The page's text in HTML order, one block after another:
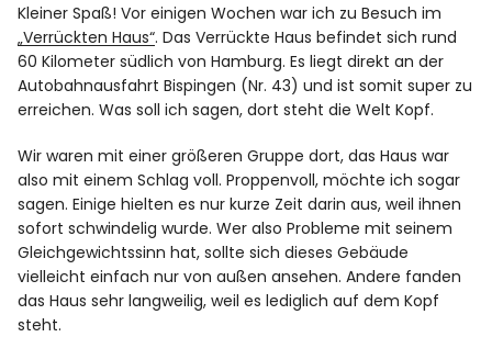
Kleiner Spaß! Vor einigen Wochen war ich zu Besuch im
„Verrückten Haus“. Das Verrückte Haus befindet sich rund
60 Kilometer südlich von Hamburg. Es liegt direkt an der
Autobahnausfahrt Bispingen (Nr. 43) und ist somit super zu
erreichen. Was soll ich sagen, dort steht die Welt Kopf.
Wir waren mit einer größeren Gruppe dort, das Haus war
also mit einem Schlag voll. Proppenvoll, möchte ich sogar
sagen. Einige hielten es nur kurze Zeit darin aus, weil ihnen
sofort schwindelig wurde. Wer also Probleme mit seinem
Gleichgewichtssinn hat, sollte sich dieses Gebäude
vielleicht einfach nur von außen ansehen. Andere fanden
das Haus sehr langweilig, weil es lediglich auf dem Kopf
steht.